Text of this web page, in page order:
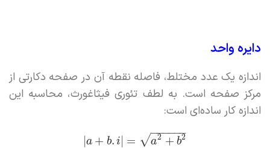
دایره واحد
اندازه یک عدد مختلط، فاصله نقطه آن در صفحه دکارتی از
مرکز صفحه است. به لطف تئوری فیثاغورث، محاسبه این
اندازه کار ساده‌ای است:
|a + b. i| = a2 + b2
− −
−−−−
√